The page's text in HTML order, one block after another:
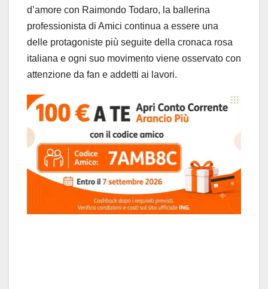
d’amore con Raimondo Todaro, la ballerina
professionista di Amici continua a essere una
delle protagoniste più seguite della cronaca rosa
italiana e ogni suo movimento viene osservato con
attenzione da fan e addetti ai lavori.